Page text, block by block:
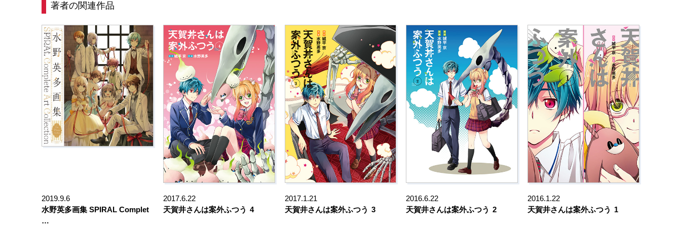
著者の関連作品
2019.9.6
水野英多画集 SPIRAL Complet
…
2017.6.22
天賀井さんは案外ふつう 4
2017.1.21
天賀井さんは案外ふつう 3
2016.6.22
天賀井さんは案外ふつう 2
2016.1.22
天賀井さんは案外ふつう 1